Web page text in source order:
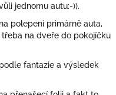
jednomu autu:-)).
polepení primárně auta,
na dveře do pokojíčku
fantazie a výsledek